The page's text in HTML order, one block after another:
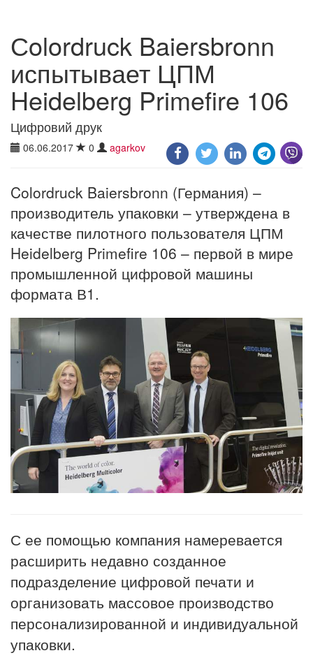
Сolordruck Baiersbronn
испытывает ЦПМ
Heidelberg Primefire 106
Цифровий друк
06.06.2017 0 agarkov
Colordruck Baiersbronn (Германия) –
производитель упаковки – утверждена в
качестве пилотного пользователя ЦПМ
Heidelberg Primefire 106 – первой в мире
промышленной цифровой машины
формата В1.
С ее помощью компания намеревается
расширить недавно созданное
подразделение цифровой печати и
организовать массовое производство
персонализированной и индивидуальной
упаковки.